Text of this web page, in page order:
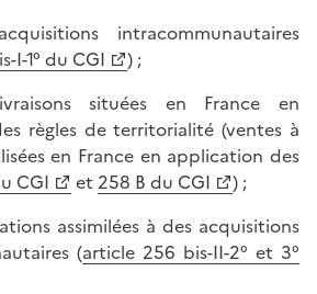
intracommunautaires
I-1° du CGI
) ;
situées en France en
règles de territorialité (ventes à
en France en application des
CGI et 258 B du CGI
) ;
assimilées à des acquisitions
(article 256 bis-II-2° et 3°